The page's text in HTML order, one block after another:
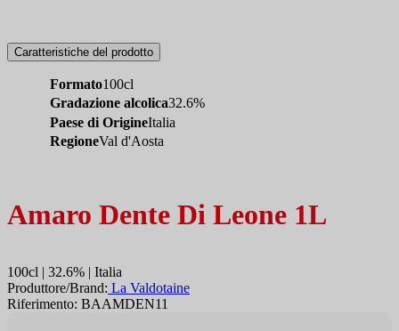
Caratteristiche del prodotto
Formato100cl
Gradazione alcolica32.6%
Paese di OrigineItalia
RegioneVal d'Aosta
Amaro Dente Di Leone 1L
100cl | 32.6% | Italia
Produttore/Brand: La Valdotaine
Riferimento: BAAMDEN11